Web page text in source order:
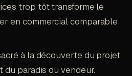
trop tôt transforme le
en commercial comparable
à la découverte du projet
du paradis du vendeur.